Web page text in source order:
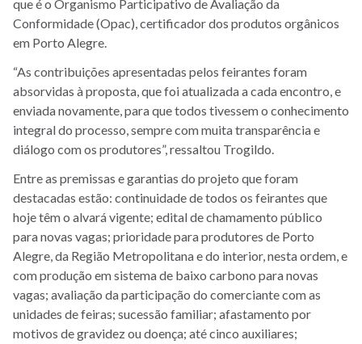
que é o Organismo Participativo de Avaliação da
Conformidade (Opac), certificador dos produtos orgânicos
em Porto Alegre.
“As contribuições apresentadas pelos feirantes foram
absorvidas à proposta, que foi atualizada a cada encontro, e
enviada novamente, para que todos tivessem o conhecimento
integral do processo, sempre com muita transparência e
diálogo com os produtores”, ressaltou Trogildo.
Entre as premissas e garantias do projeto que foram
destacadas estão: continuidade de todos os feirantes que
hoje têm o alvará vigente; edital de chamamento público
para novas vagas; prioridade para produtores de Porto
Alegre, da Região Metropolitana e do interior, nesta ordem, e
com produção em sistema de baixo carbono para novas
vagas; avaliação da participação do comerciante com as
unidades de feiras; sucessão familiar; afastamento por
motivos de gravidez ou doença; até cinco auxiliares;